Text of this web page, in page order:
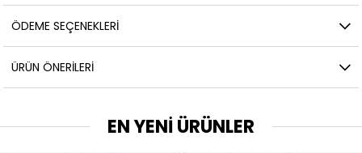
ÖDEME SEÇENEKLERI
ÜRÜN ÖNERILERI
EN YENİ ÜRÜNLER